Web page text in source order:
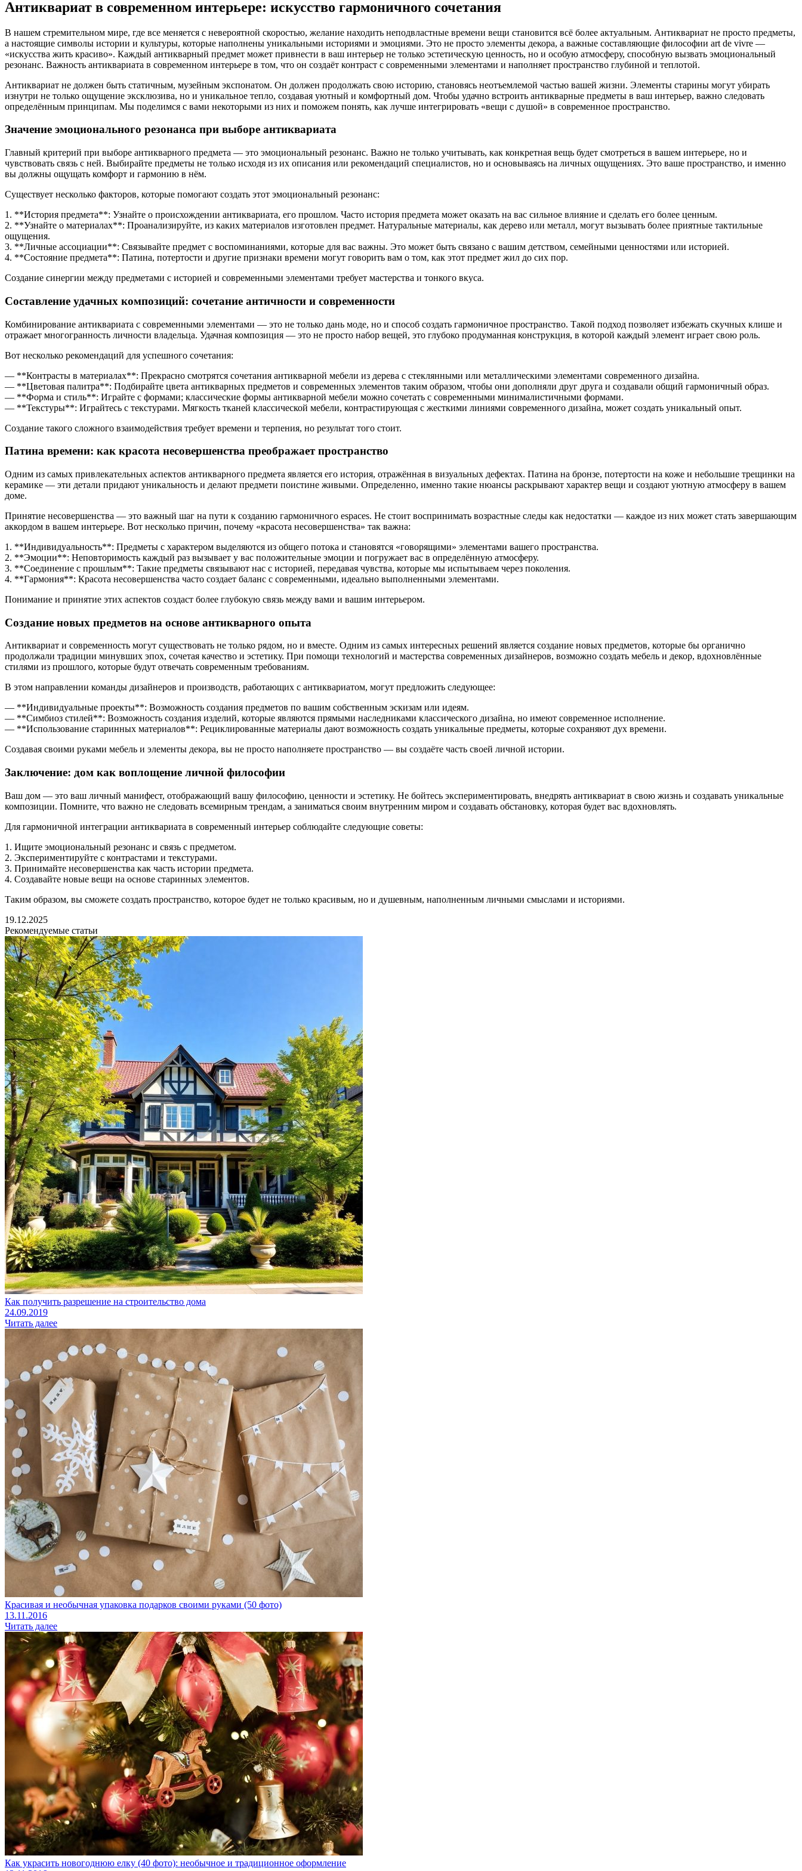
Антиквариат в современном интерьере: искусство гармоничного сочетания
В нашем стремительном мире, где все меняется с невероятной скоростью, желание находить неподвластные времени вещи становится всё более актуальным. Антиквариат не просто предметы,
а настоящие символы истории и культуры, которые наполнены уникальными историями и эмоциями. Это не просто элементы декора, а важные составляющие философии art de vivre —
«искусства жить красиво». Каждый антикварный предмет может привнести в ваш интерьер не только эстетическую ценность, но и особую атмосферу, способную вызвать эмоциональный
резонанс. Важность антиквариата в современном интерьере в том, что он создаёт контраст с современными элементами и наполняет пространство глубиной и теплотой.
Антиквариат не должен быть статичным, музейным экспонатом. Он должен продолжать свою историю, становясь неотъемлемой частью вашей жизни. Элементы старины могут убирать
изнутри не только ощущение эксклюзива, но и уникальное тепло, создавая уютный и комфортный дом. Чтобы удачно встроить антикварные предметы в ваш интерьер, важно следовать
определённым принципам. Мы поделимся с вами некоторыми из них и поможем понять, как лучше интегрировать «вещи с душой» в современное пространство.
Значение эмоционального резонанса при выборе антиквариата
Главный критерий при выборе антикварного предмета — это эмоциональный резонанс. Важно не только учитывать, как конкретная вещь будет смотреться в вашем интерьере, но и
чувствовать связь с ней. Выбирайте предметы не только исходя из их описания или рекомендаций специалистов, но и основываясь на личных ощущениях. Это ваше пространство, и именно
вы должны ощущать комфорт и гармонию в нём.
Существует несколько факторов, которые помогают создать этот эмоциональный резонанс:
1. **История предмета**: Узнайте о происхождении антиквариата, его прошлом. Часто история предмета может оказать на вас сильное влияние и сделать его более ценным.
2. **Узнайте о материалах**: Проанализируйте, из каких материалов изготовлен предмет. Натуральные материалы, как дерево или металл, могут вызывать более приятные тактильные
ощущения.
3. **Личные ассоциации**: Связывайте предмет с воспоминаниями, которые для вас важны. Это может быть связано с вашим детством, семейными ценностями или историей.
4. **Состояние предмета**: Патина, потертости и другие признаки времени могут говорить вам о том, как этот предмет жил до сих пор.
Создание синергии между предметами с историей и современными элементами требует мастерства и тонкого вкуса.
Составление удачных композиций: сочетание античности и современности
Комбинирование антиквариата с современными элементами — это не только дань моде, но и способ создать гармоничное пространство. Такой подход позволяет избежать скучных клише и
отражает многогранность личности владельца. Удачная композиция — это не просто набор вещей, это глубоко продуманная конструкция, в которой каждый элемент играет свою роль.
Вот несколько рекомендаций для успешного сочетания:
— **Контрасты в материалах**: Прекрасно смотрятся сочетания антикварной мебели из дерева с стеклянными или металлическими элементами современного дизайна.
— **Цветовая палитра**: Подбирайте цвета антикварных предметов и современных элементов таким образом, чтобы они дополняли друг друга и создавали общий гармоничный образ.
— **Форма и стиль**: Играйте с формами; классические формы антикварной мебели можно сочетать с современными минималистичными формами.
— **Текстуры**: Играйтесь с текстурами. Мягкость тканей классической мебели, контрастирующая с жесткими линиями современного дизайна, может создать уникальный опыт.
Создание такого сложного взаимодействия требует времени и терпения, но результат того стоит.
Патина времени: как красота несовершенства преображает пространство
Одним из самых привлекательных аспектов антикварного предмета является его история, отражённая в визуальных дефектах. Патина на бронзе, потертости на коже и небольшие трещинки на
керамике — эти детали придают уникальность и делают предмети поистине живыми. Определенно, именно такие нюансы раскрывают характер вещи и создают уютную атмосферу в вашем
доме.
Принятие несовершенства — это важный шаг на пути к созданию гармоничного espaces. Не стоит воспринимать возрастные следы как недостатки — каждое из них может стать завершающим
аккордом в вашем интерьере. Вот несколько причин, почему «красота несовершенства» так важна:
1. **Индивидуальность**: Предметы с характером выделяются из общего потока и становятся «говорящими» элементами вашего пространства.
2. **Эмоции**: Неповторимость каждый раз вызывает у вас положительные эмоции и погружает вас в определённую атмосферу.
3. **Соединение с прошлым**: Такие предметы связывают нас с историей, передавая чувства, которые мы испытываем через поколения.
4. **Гармония**: Красота несовершенства часто создает баланс с современными, идеально выполненными элементами.
Понимание и принятие этих аспектов создаст более глубокую связь между вами и вашим интерьером.
Создание новых предметов на основе антикварного опыта
Антиквариат и современность могут существовать не только рядом, но и вместе. Одним из самых интересных решений является создание новых предметов, которые бы органично
продолжали традиции минувших эпох, сочетая качество и эстетику. При помощи технологий и мастерства современных дизайнеров, возможно создать мебель и декор, вдохновлённые
стилями из прошлого, которые будут отвечать современным требованиям.
В этом направлении команды дизайнеров и производств, работающих с антиквариатом, могут предложить следующее:
— **Индивидуальные проекты**: Возможность создания предметов по вашим собственным эскизам или идеям.
— **Симбиоз стилей**: Возможность создания изделий, которые являются прямыми наследниками классического дизайна, но имеют современное исполнение.
— **Использование старинных материалов**: Рециклированные материалы дают возможность создать уникальные предметы, которые сохраняют дух времени.
Создавая своими руками мебель и элементы декора, вы не просто наполняете пространство — вы создаёте часть своей личной истории.
Заключение: дом как воплощение личной философии
Ваш дом — это ваш личный манифест, отображающий вашу философию, ценности и эстетику. Не бойтесь экспериментировать, внедрять антиквариат в свою жизнь и создавать уникальные
композиции. Помните, что важно не следовать всемирным трендам, а заниматься своим внутренним миром и создавать обстановку, которая будет вас вдохновлять.
Для гармоничной интеграции антиквариата в современный интерьер соблюдайте следующие советы:
1. Ищите эмоциональный резонанс и связь с предметом.
2. Экспериментируйте с контрастами и текстурами.
3. Принимайте несовершенства как часть истории предмета.
4. Создавайте новые вещи на основе старинных элементов.
Таким образом, вы сможете создать пространство, которое будет не только красивым, но и душевным, наполненным личными смыслами и историями.
19.12.2025
Рекомендуемые статьи
Как получить разрешение на строительство дома
24.09.2019
Читать далее
Красивая и необычная упаковка подарков своими руками (50 фото)
13.11.2016
Читать далее
Как украсить новогоднюю елку (40 фото): необычное и традиционное оформление